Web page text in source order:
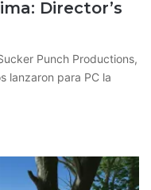
Director’s
Punch Productions,
lanzaron para PC la